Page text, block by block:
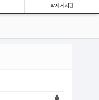
박제게시판